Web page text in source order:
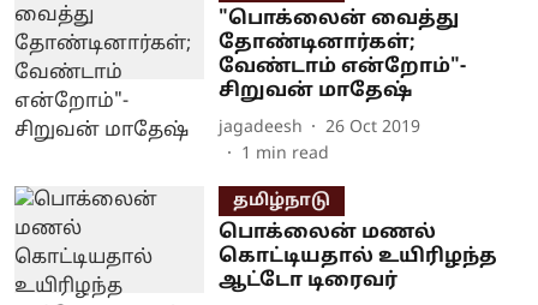
"பொக்லைன் வைத்து
தோண்டினார்கள்;
வேண்டாம் என்றோம்"-
சிறுவன் மாதேஷ்
jagadeesh
26 Oct 2019
1 min read
தமிழ்நாடு
பொக்லைன் மணல்
கொட்டியதால் உயிரிழந்த
ஆட்டோ டிரைவர்